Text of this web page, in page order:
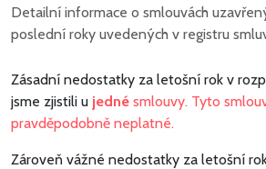
Detailní informace o smlouvách
poslední roky uvedených v registru
Zásadní nedostatky za letošní rok v
jsme zjistili u jedné smlouvy. Tyto
pravděpodobně neplatné.
Zároveň vážné nedostatky za letošní